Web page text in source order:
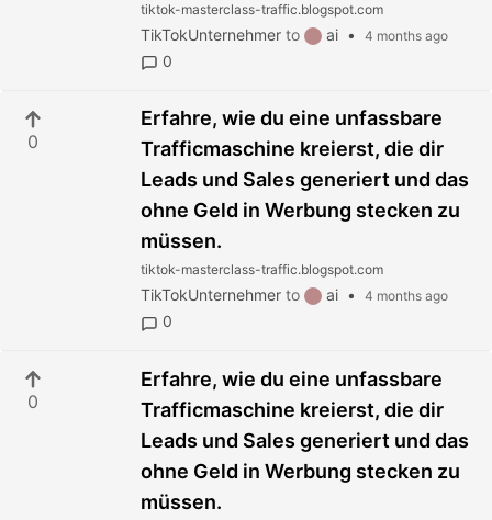
tiktok-masterclass-traffic.blogspot.com
TikTokUnternehmer to ai • 4 months ago
0
0
Erfahre, wie du eine unfassbare
Trafficmaschine kreierst, die dir
Leads und Sales generiert und das
ohne Geld in Werbung stecken zu
müssen.
tiktok-masterclass-traffic.blogspot.com
TikTokUnternehmer to ai • 4 months ago
0
0
Erfahre, wie du eine unfassbare
Trafficmaschine kreierst, die dir
Leads und Sales generiert und das
ohne Geld in Werbung stecken zu
müssen.